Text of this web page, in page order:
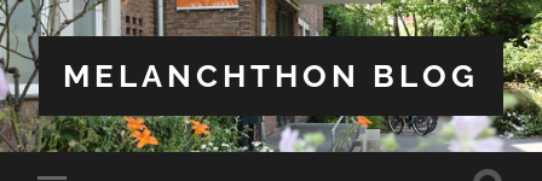
MELANCHTHON BLOG